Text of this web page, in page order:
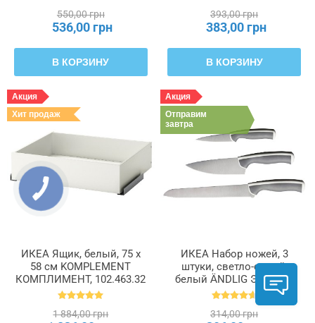
550,00 грн
536,00 грн
В КОРЗИНУ
393,00 грн
383,00 грн
В КОРЗИНУ
Акция
Хит продаж
ИКЕА Ящик, белый, 75 x
58 см KOMPLEMENT
КОМПЛИМЕНТ, 102.463.32
1 884,00 грн
Акция
Отправим
завтра
ИКЕА Набор ножей, 3
штуки, светло-серый,
белый ÄNDLIG ЭНДЛИГ,
702.576.24
314,00 грн